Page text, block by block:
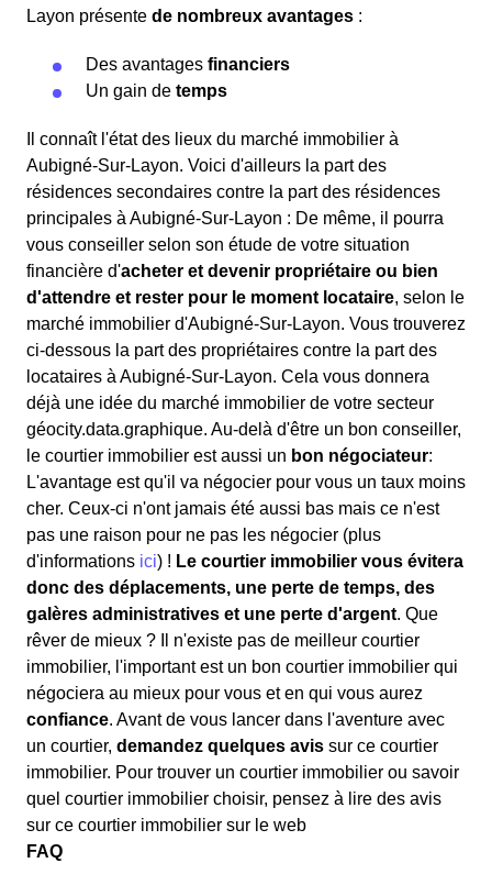
Layon présente de nombreux avantages :
Des avantages financiers
Un gain de temps
Il connaît l'état des lieux du marché immobilier à
Aubigné-Sur-Layon. Voici d'ailleurs la part des
résidences secondaires contre la part des résidences
principales à Aubigné-Sur-Layon : De même, il pourra
vous conseiller selon son étude de votre situation
financière d'acheter et devenir propriétaire ou bien
d'attendre et rester pour le moment locataire, selon le
marché immobilier d'Aubigné-Sur-Layon. Vous trouverez
ci-dessous la part des propriétaires contre la part des
locataires à Aubigné-Sur-Layon. Cela vous donnera
déjà une idée du marché immobilier de votre secteur
géocity.data.graphique. Au-delà d'être un bon conseiller,
le courtier immobilier est aussi un bon négociateur:
L'avantage est qu'il va négocier pour vous un taux moins
cher. Ceux-ci n'ont jamais été aussi bas mais ce n'est
pas une raison pour ne pas les négocier (plus
d'informations ici) ! Le courtier immobilier vous évitera
donc des déplacements, une perte de temps, des
galères administratives et une perte d'argent. Que
rêver de mieux ? Il n'existe pas de meilleur courtier
immobilier, l'important est un bon courtier immobilier qui
négociera au mieux pour vous et en qui vous aurez
confiance. Avant de vous lancer dans l'aventure avec
un courtier, demandez quelques avis sur ce courtier
immobilier. Pour trouver un courtier immobilier ou savoir
quel courtier immobilier choisir, pensez à lire des avis
sur ce courtier immobilier sur le web
FAQ